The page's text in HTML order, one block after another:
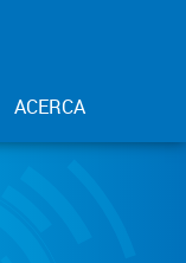
ACERCA